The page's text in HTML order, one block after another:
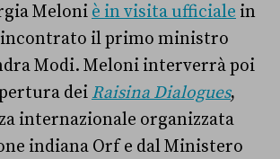
Meloni è in visita ufficiale in
incontrato il primo ministro
Modi. Meloni interverrà poi
dei Raisina Dialogues,
internazionale organizzata
indiana Orf e dal Ministero